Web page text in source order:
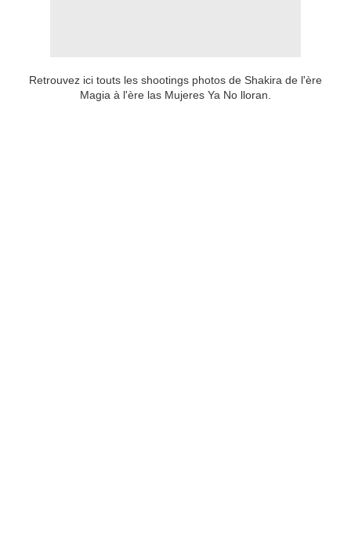
Retrouvez ici touts les shootings photos de Shakira de l'ère
Magia à l'ère las Mujeres Ya No lloran.